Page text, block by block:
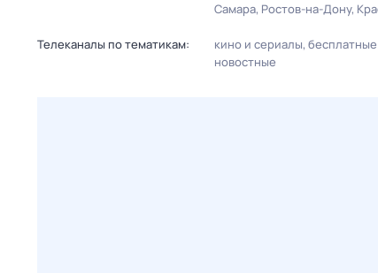
Самара Ростов-на-Дону
Телеканалы по тематикам: кино и сериалы
новостные